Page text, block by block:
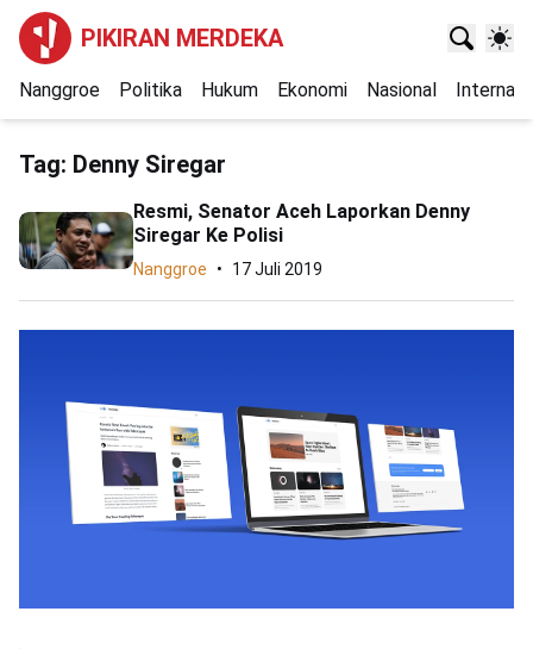
PIKIRAN MERDEKA
Nanggroe Politika Hukum Ekonomi Nasional
Tag: Denny Siregar
Resmi, Senator Aceh Laporkan Denny
Siregar Ke Polisi
Nanggroe 17 Juli 2019